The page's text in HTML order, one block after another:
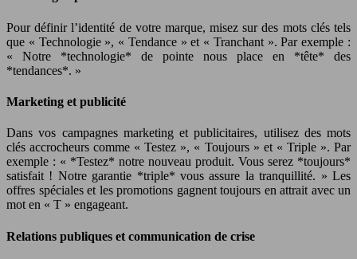
Pour définir l’identité de votre marque, misez sur des mots clés tels
que « Technologie », « Tendance » et « Tranchant ». Par exemple :
« Notre *technologie* de pointe nous place en *tête* des
*tendances*. »
Marketing et publicité
Dans vos campagnes marketing et publicitaires, utilisez des mots
clés accrocheurs comme « Testez », « Toujours » et « Triple ». Par
exemple : « *Testez* notre nouveau produit. Vous serez *toujours*
satisfait ! Notre garantie *triple* vous assure la tranquillité. » Les
offres spéciales et les promotions gagnent toujours en attrait avec un
mot en « T » engageant.
Relations publiques et communication de crise